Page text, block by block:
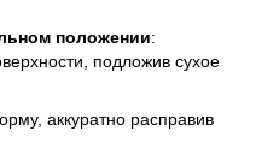
положении:
подложив сухое
аккуратно расправив